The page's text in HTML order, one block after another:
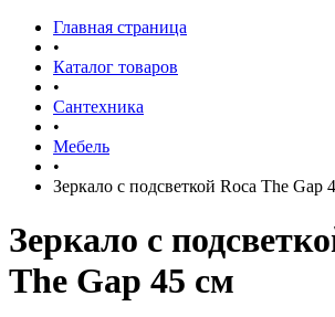
Главная страница
•
Каталог товаров
•
Сантехника
•
Мебель
•
Зеркало с подсветкой Roca The Gap
Зеркало с
The Gap 45 см